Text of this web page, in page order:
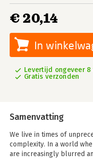
€ 20,14
In
Levertijd ongeveer 8
Gratis verzonden
Samenvatting
We live in times of
complexity. In a world
are increasingly blurred